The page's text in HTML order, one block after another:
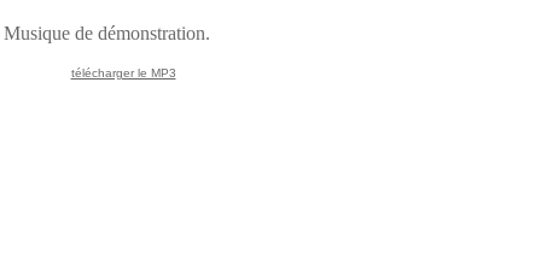
Musique de démonstration.
télécharger le MP3